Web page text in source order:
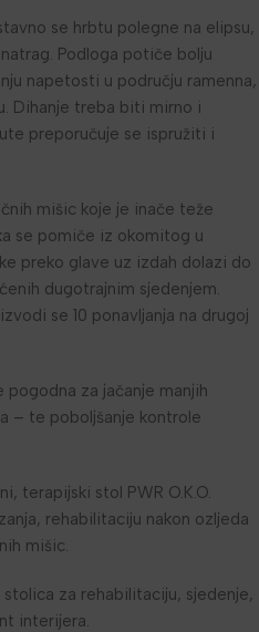
se hrbtu polegne na elipsu,
Podloga potiče bolju
napetosti u području ramenna,
Dihanje treba biti mirno i
preporučuje se ispružiti i
mišic koje je inače teže
se pomiče iz okomitog u
preko glave uz izdah dolazi do
dugotrajnim sjedenjem.
se 10 ponavljanja na drugoj
pogodna za jačanje manjih
– te poboljšanje kontrole
terapijski stol PWR O.K.O.
rehabilitaciju nakon ozljeda
mišic.
za rehabilitaciju, sjedenje,
interijera.